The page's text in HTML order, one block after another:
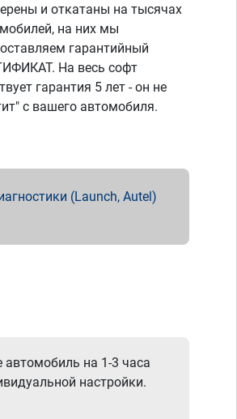
и откатаны на тысячах
на них мы
гарантийный
На весь софт
гарантия 5 лет - он не
с вашего автомобиля.
(Launch, Autel)
автомобиль на 1-3 часа
настройки.